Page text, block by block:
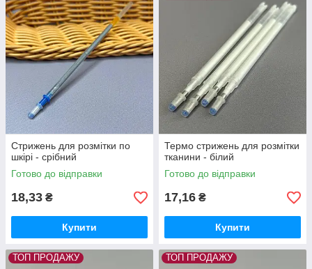
Стрижень для розмітки по
шкірі - срібний
Готово до відправки
18,33 ₴
Купити
Термо стрижень для розмітки
тканини - білий
Готово до відправки
17,16 ₴
Купити
ТОП ПРОДАЖУ ТОП ПРОДАЖУ